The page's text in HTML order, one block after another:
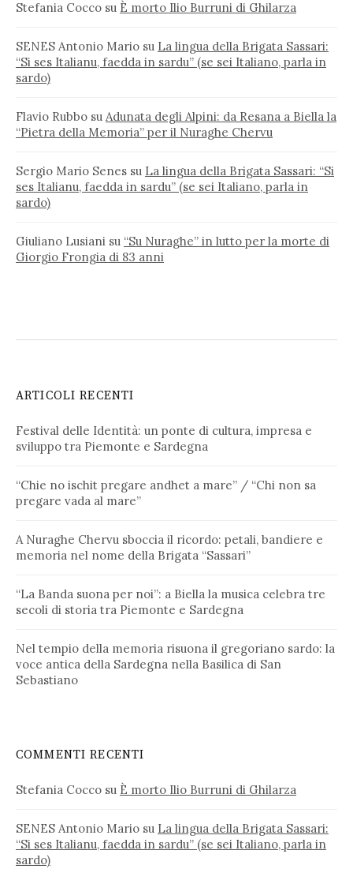
Stefania Cocco su È morto Ilio Burruni di Ghilarza
SENES Antonio Mario su La lingua della Brigata Sassari:
“Si ses Italianu, faedda in sardu” (se sei Italiano, parla in
sardo)
Flavio Rubbo su Adunata degli Alpini: da Resana a Biella la
“Pietra della Memoria” per il Nuraghe Chervu
Sergio Mario Senes su La lingua della Brigata Sassari: “Si
ses Italianu, faedda in sardu” (se sei Italiano, parla in
sardo)
Giuliano Lusiani su “Su Nuraghe” in lutto per la morte di
Giorgio Frongia di 83 anni
ARTICOLI RECENTI
Festival delle Identità: un ponte di cultura, impresa e
sviluppo tra Piemonte e Sardegna
“Chie no ischit pregare andhet a mare” / “Chi non sa
pregare vada al mare”
A Nuraghe Chervu sboccia il ricordo: petali, bandiere e
memoria nel nome della Brigata “Sassari”
“La Banda suona per noi”: a Biella la musica celebra tre
secoli di storia tra Piemonte e Sardegna
Nel tempio della memoria risuona il gregoriano sardo: la
voce antica della Sardegna nella Basilica di San
Sebastiano
COMMENTI RECENTI
Stefania Cocco su È morto Ilio Burruni di Ghilarza
SENES Antonio Mario su La lingua della Brigata Sassari:
“Si ses Italianu, faedda in sardu” (se sei Italiano, parla in
sardo)